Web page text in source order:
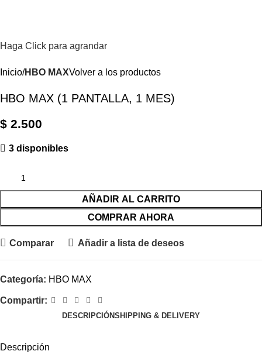
Haga Click para agrandar
Inicio HBO MAXVolver a los productos
HBO MAX (1 PANTALLA, 1 MES)
$ 2.500
3 disponibles
AÑADIR AL CARRITO
COMPRAR AHORA
Comparar Añadir a lista de deseos
Categoría: HBO MAX
Compartir:
DESCRIPCIÓNSHIPPING & DELIVERY
Descripción